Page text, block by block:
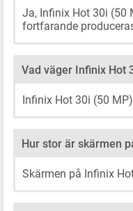
Ja, Infinix Hot 30i (50
fortfarande
Vad väger Infinix Hot
Infinix Hot 30i (50
Hur stor är skärmen
Skärmen på Infinix